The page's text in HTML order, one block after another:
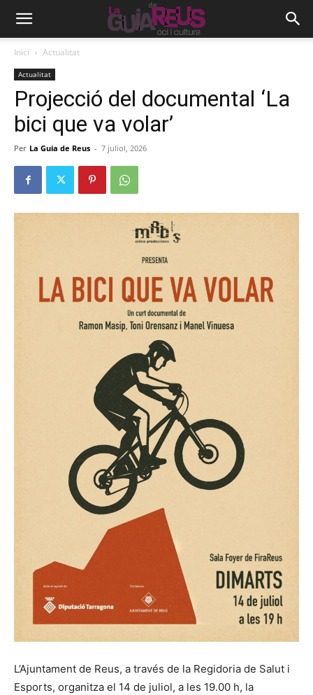
Inici Actualitat
Actualitat
Projecció del documental ‘La
bici que va volar’
Per La Guia de Reus - 7 juliol, 2026
L’Ajuntament de Reus, a través de la Regidoria de Salut i
Esports, organitza el 14 de juliol, a les 19.00 h, la